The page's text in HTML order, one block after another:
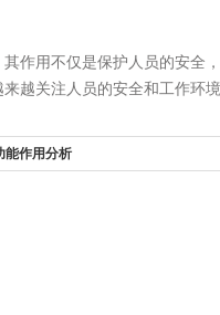
用不仅是保护人员的安全
越关注人员的安全和工作环境
能作用分析